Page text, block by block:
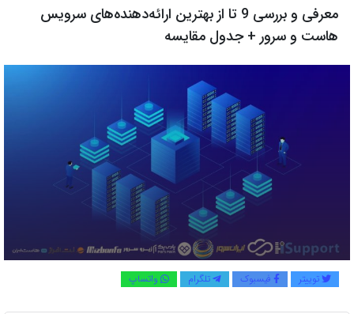
معرفی و بررسی 9 تا از بهترین ارائه‌دهنده‌های سرویس
هاست و سرور + جدول مقایسه
توییتر فیسبوک تلگرام واتساپ